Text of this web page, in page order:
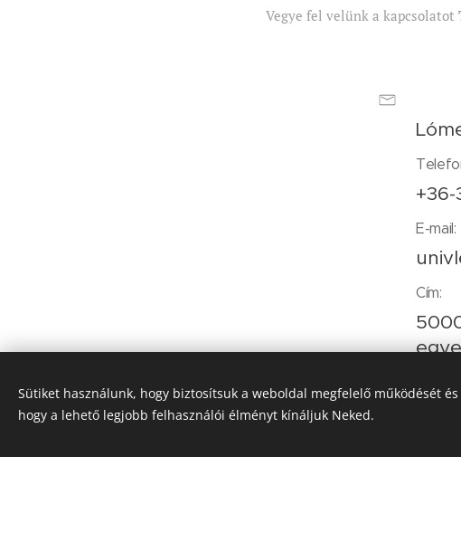
Vegye fel velünk a kapcsolatot
E-mail:
Cím:
Sütiket használunk, hogy biztosítsuk a weboldal megfelelő működését
hogy a lehető legjobb felhasználói élményt kínáljuk Neked.